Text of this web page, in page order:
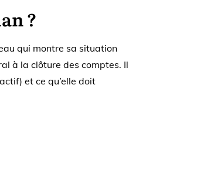
?
qui montre sa situation
à la clôture des comptes. ​Il
et ce qu’elle doit